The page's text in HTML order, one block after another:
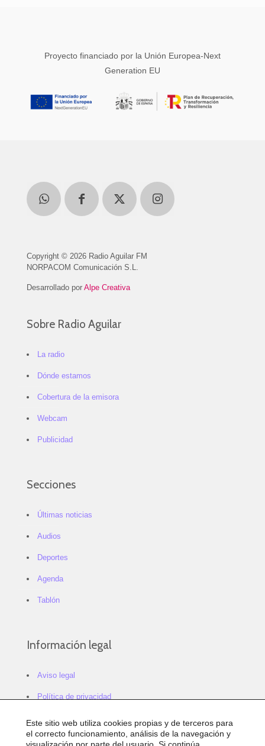
Proyecto financiado por la Unión Europea-Next
Generation EU
Copyright © 2026 Radio Aguilar FM
NORPACOM Comunicación S.L.
Desarrollado por Alpe Creativa
Sobre Radio Aguilar
La radio
Dónde estamos
Cobertura de la emisora
Webcam
Publicidad
Secciones
Últimas noticias
Audios
Deportes
Agenda
Tablón
Información legal
Aviso legal
Política de privacidad
Política de cookies
Configurar cookies
Este sitio web utiliza cookies propias y de terceros para
el correcto funcionamiento, análisis de la navegación y